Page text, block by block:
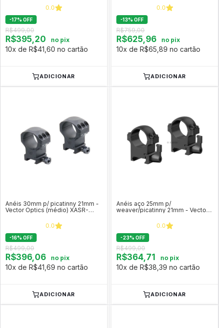
0.0
-17% OFF
R$499,00
R$395,20 no pix
10x de R$41,60 no cartão
ADICIONAR
0.0
-13% OFF
R$759,00
R$625,96 no pix
10x de R$65,89 no cartão
ADICIONAR
Anéis 30mm p/ picatinny 21mm -
Vector Optics (médio) XASR-
0.0
-16% OFF
R$499,00
R$396,06 no pix
10x de R$41,69 no cartão
ADICIONAR
Anéis aço 25mm p/
weaver/picatinny 21mm - Vector
0.0
-23% OFF
R$499,00
R$364,71 no pix
10x de R$38,39 no cartão
ADICIONAR